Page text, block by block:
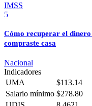
IMSS
5
Cómo recuperar el dinero
compraste casa
Nacional
Indicadores
UMA
$113.14
Salario mínimo $278.80